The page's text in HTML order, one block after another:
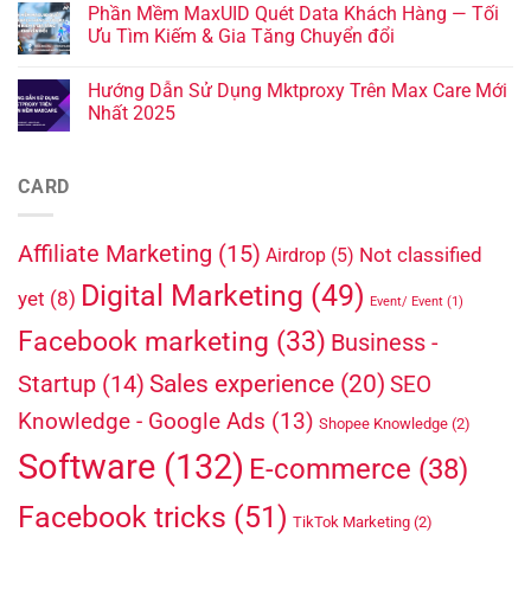
Phần Mềm MaxUID Quét Data Khách Hàng — Tối
Ưu Tìm Kiếm & Gia Tăng Chuyển đổi
Hướng Dẫn Sử Dụng Mktproxy Trên Max Care Mới
Nhất 2025
CARD
Affiliate Marketing (15) Airdrop (5) Not classified
yet (8) Digital Marketing (49) Event/ Event (1)
Facebook marketing (33) Business -
Startup (14) Sales experience (20) SEO
Knowledge - Google Ads (13) Shopee Knowledge (2)
Software (132) E-commerce (38)
Facebook tricks (51) TikTok Marketing (2)